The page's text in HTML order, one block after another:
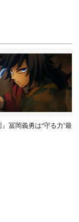
』冨岡義勇は“守る力”最